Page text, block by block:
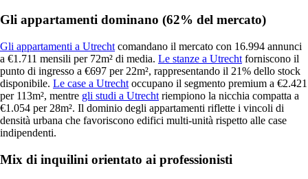
Gli appartamenti dominano (62% del mercato)
Gli appartamenti a Utrecht comandano il mercato con 16.994 annunci
a €1.711 mensili per 72m² di media. Le stanze a Utrecht forniscono il
punto di ingresso a €697 per 22m², rappresentando il 21% dello stock
disponibile. Le case a Utrecht occupano il segmento premium a €2.421
per 113m², mentre gli studi a Utrecht riempiono la nicchia compatta a
€1.054 per 28m². Il dominio degli appartamenti riflette i vincoli di
densità urbana che favoriscono edifici multi-unità rispetto alle case
indipendenti.
Mix di inquilini orientato ai professionisti